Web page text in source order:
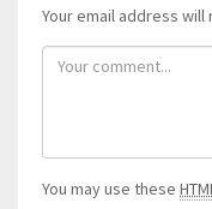
Your email address
You may use these